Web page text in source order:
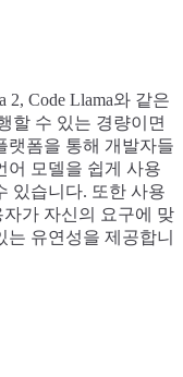
2, Code Llama와 같은
할 수 있는 경량이면
랫폼을 통해 개발자들
어 모델을 쉽게 사용
있습니다. 또한 사용
가 자신의 요구에 맞
유연성을 제공합니